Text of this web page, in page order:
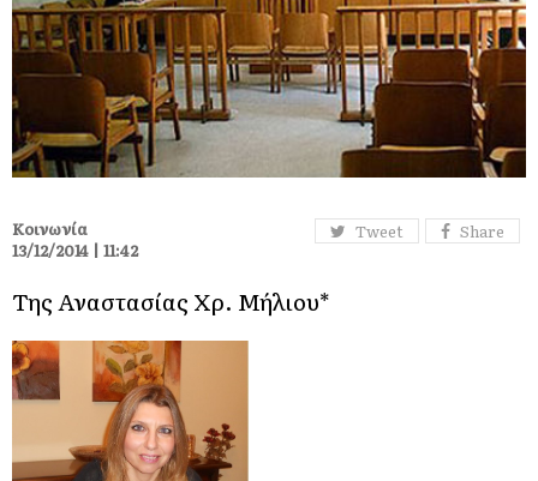
Tweet Share
Κοινωνία
13/12/2014 | 11:42
Της Αναστασίας Χρ. Μήλιου*